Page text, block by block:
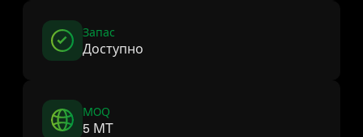
Запас
Доступно
MOQ
5 MT